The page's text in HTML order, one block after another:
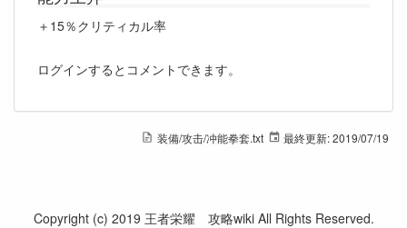
＋15％クリティカル率
ログインするとコメントできます。
装備/攻击/冲能拳套.txt 最終更新:2019/07/19
Copyright (c) 2019 王者栄耀 攻略wiki All Rights Reserved.